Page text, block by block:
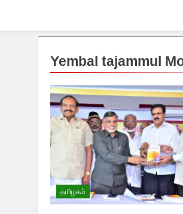
Yembal tajammul
தமிழகம்